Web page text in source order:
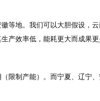
等地。我们可以大胆假设，
产效率低，能耗更大而成果更
限制产能）。而宁夏、辽宁